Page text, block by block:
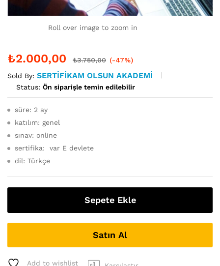
Roll over image to zoom in
₺2.000,00 ₺3.750,00 (-47%)
Sold By: SERTIFIKAM OLSUN AKADEMI
Status: Ön siparişle temin edilebilir
süre: 2 ay
katılım: genel
sınav: online
sertifika: var E devlete
dil: Türkçe
Sepete Ekle
Satın Al
Add to wishlist